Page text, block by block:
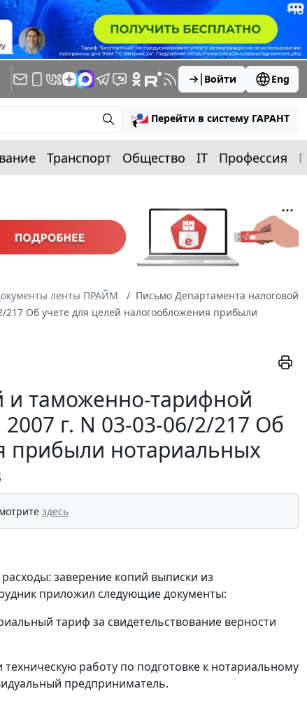
Войти Eng
Перейти в систему ГАРАНТ
Транспорт Общество IT Профессия
ленты ПРАЙМ
Письмо Департамента налоговой
Об учете для целей налогообложения прибыли
и таможенно-тарифной
г. N 03-03-06/2/217 Об
прибыли нотариальных
здесь
заверение копий выписки из
приложил следующие документы:
тариф за свидетельствование верности
работу по подготовке к нотариальному
предприниматель.